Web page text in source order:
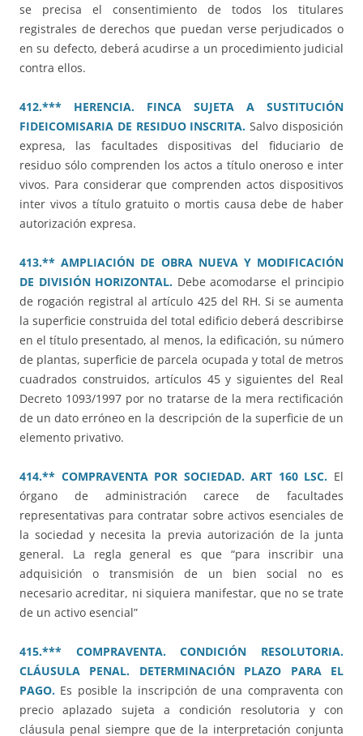
se precisa el consentimiento de todos los titulares
registrales de derechos que puedan verse perjudicados o
en su defecto, deberá acudirse a un procedimiento judicial
contra ellos.
412.*** HERENCIA. FINCA SUJETA A SUSTITUCIÓN
FIDEICOMISARIA DE RESIDUO INSCRITA. Salvo disposición
expresa, las facultades dispositivas del fiduciario de
residuo sólo comprenden los actos a título oneroso e inter
vivos. Para considerar que comprenden actos dispositivos
inter vivos a título gratuito o mortis causa debe de haber
autorización expresa.
413.** AMPLIACIÓN DE OBRA NUEVA Y MODIFICACIÓN
DE DIVISIÓN HORIZONTAL. Debe acomodarse el principio
de rogación registral al artículo 425 del RH. Si se aumenta
la superficie construida del total edificio deberá describirse
en el título presentado, al menos, la edificación, su número
de plantas, superficie de parcela ocupada y total de metros
cuadrados construidos, artículos 45 y siguientes del Real
Decreto 1093/1997 por no tratarse de la mera rectificación
de un dato erróneo en la descripción de la superficie de un
elemento privativo.
414.** COMPRAVENTA POR SOCIEDAD. ART 160 LSC. El
órgano de administración carece de facultades
representativas para contratar sobre activos esenciales de
la sociedad y necesita la previa autorización de la junta
general. La regla general es que “para inscribir una
adquisición o transmisión de un bien social no es
necesario acreditar, ni siquiera manifestar, que no se trate
de un activo esencial”
415.*** COMPRAVENTA. CONDICIÓN RESOLUTORIA.
CLÁUSULA PENAL. DETERMINACIÓN PLAZO PARA EL
PAGO. Es posible la inscripción de una compraventa con
precio aplazado sujeta a condición resolutoria y con
cláusula penal siempre que de la interpretación conjunta